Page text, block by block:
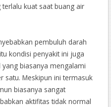
kuat saat buang air
pembuluh darah
kondisi penyakit ini juga
biasanya mengalami
satu. Meskipun ini termasuk
biasanya sangat
aktifitas tidak normal